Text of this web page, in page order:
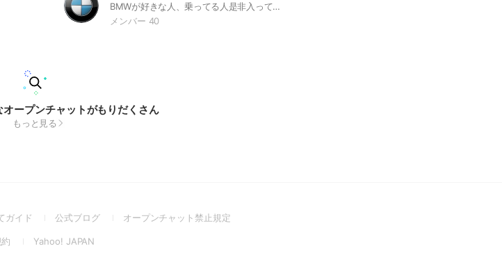
BMWが好きな人、乗ってる人是非入ってみて下さい！！Xシリーズでもワゴンでもセダンでもクーペでも、オープンでも大丈夫です！！
メンバー 40
ープンチャットがもりだくさん
もっと見る
ガイド
(Open
a
公式ブログ
(Openオープンチャット禁止規定(Open
(OpenYahoo! JAPAN